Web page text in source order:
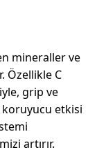
mineraller ve
Özellikle C
grip ve
koruyucu etkisi
artırır.